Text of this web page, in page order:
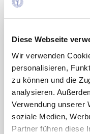
Diese Webseite
Wir verwenden
personalisieren,
zu können und die
analysieren.
Verwendung unserer
soziale Medien,
Partner führen diese
von
aus:
2024;
Arzneiverordnung in
Ausgabe 4/2024